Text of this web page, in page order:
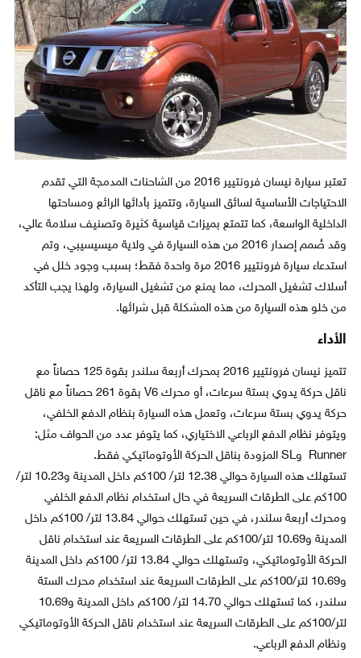
تعتبر سيارة نيسان فرونتيير 2016 من الشاحنات المدمجة التي تقدم
الاحتياجات الأساسية لسائق السيارة، وتتميز بأدائها الرائع ومساحتها
الداخلية الواسعة، كما تتمتع بميزات قياسية كثيرة وتصنيف سلامة عالي،
وقد صُمم إصدار 2016 من هذه السيارة في ولاية ميسيسيبي، وتم
استدعاء سيارة فرونتيير 2016 مرة واحدة فقط؛ بسبب وجود خلل في
أسلاك تشغيل المحرك، مما يمنع من تشغيل السيارة، ولهذا يجب التأكد
من خلو هذه السيارة من هذه المشكلة قبل شرائها.
الأداء
تتميز نيسان فرونتيير 2016 بمحرك أربعة سلندر بقوة 125 حصاناً مع
ناقل حركة يدوي بستة سرعات، أو محرك V6 بقوة 261 حصاناً مع ناقل
حركة يدوي بستة سرعات، وتعمل هذه السيارة بنظام الدفع الخلفي،
ويتوفر نظام الدفع الرباعي الاختياري، كما يتوفر عدد من الحواف مثل:
Runner وSL المزودة بناقل الحركة الأوتوماتيكي فقط.
تستهلك هذه السيارة حوالي 12.38 لتر/ 100كم داخل المدينة و10.23 لتر/
100كم على الطرقات السريعة في حال استخدام نظام الدفع الخلفي
ومحرك أربعة سلندر، في حين تستهلك حوالي 13.84 لتر/ 100كم داخل
المدينة و10.69 لتر/100كم على الطرقات السريعة عند استخدام ناقل
الحركة الأوتوماتيكي، وتستهلك حوالي 13.84 لتر/ 100كم داخل المدينة
و10.69 لتر/100كم على الطرقات السريعة عند استخدام محرك الستة
سلندر، كما تستهلك حوالي 14.70 لتر/ 100كم داخل المدينة و10.69
لتر/100كم على الطرقات السريعة عند استخدام ناقل الحركة الأوتوماتيكي
ونظام الدفع الرباعي.